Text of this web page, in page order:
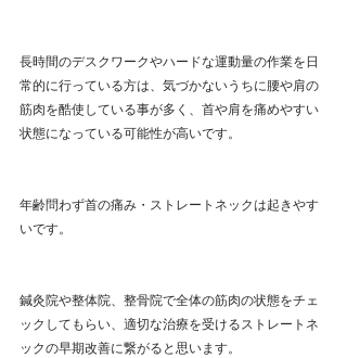
長時間のデスクワークやハードな運動量の作業を日
常的に行っている方は、気づかないうちに腰や肩の
筋肉を酷使している事が多く、首や肩を痛めやすい
状態になっている可能性が高いです。
年齢問わず首の痛み・ストレートネックは起きやす
いです。
鍼灸院や整体院、整骨院で全体の筋肉の状態をチェ
ックしてもらい、適切な治療を受けるストレートネ
ックの早期改善に繋がると思います。